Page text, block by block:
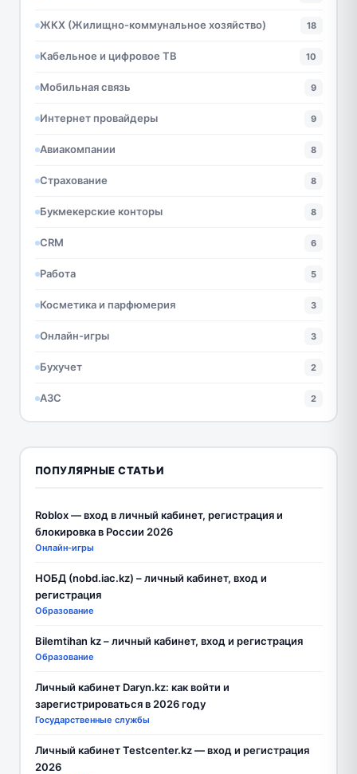
ЖКХ (Жилищно-коммунальное хозяйство) 18
Кабельное и цифровое ТВ 10
Мобильная связь 9
Интернет провайдеры 9
Авиакомпании 8
Страхование 8
Букмекерские конторы 8
CRM 6
Работа 5
Косметика и парфюмерия 3
Онлайн-игры 3
Бухучет 2
АЗС 2
ПОПУЛЯРНЫЕ СТАТЬИ
Roblox — вход в личный кабинет, регистрация и
блокировка в России 2026
Онлайн-игры
НОБД (nobd.iac.kz) – личный кабинет, вход и
регистрация
Образование
Bilemtihan kz – личный кабинет, вход и регистрация
Образование
Личный кабинет Daryn.kz: как войти и
зарегистрироваться в 2026 году
Государственные службы
Личный кабинет Testcenter.kz — вход и регистрация
2026